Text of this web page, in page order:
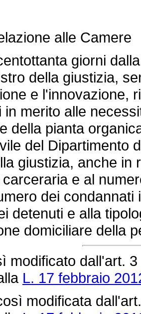
alle Camere
giorni
della giustizia,
e l'innovazione,
in merito alle
della pianta
del Dipartimento
giustizia, anche in
e al
dei
detenuti e alla
domiciliare della
modificato dall'art.
L. 17 febbraio
modificata